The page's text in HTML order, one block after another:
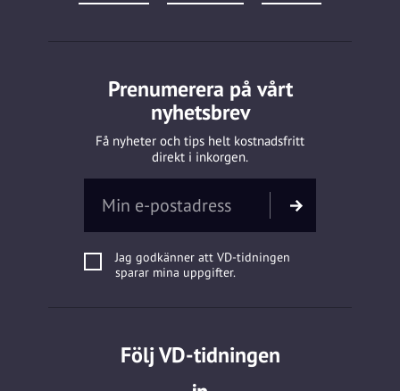
Prenumerera på vårt
nyhetsbrev
Få nyheter och tips helt kostnadsfritt
direkt i inkorgen.
Jag godkänner att VD-tidningen
sparar mina uppgifter.
Följ VD-tidningen